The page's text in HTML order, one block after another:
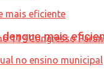
mais